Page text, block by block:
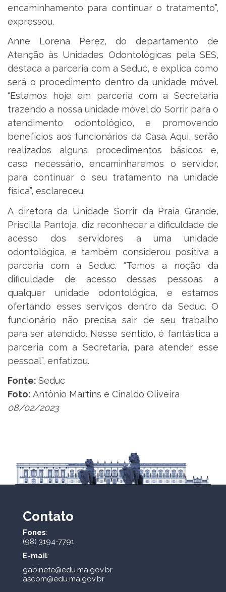
encaminhamento para continuar o tratamento”,
expressou.
Anne Lorena Perez, do departamento de
Atenção às Unidades Odontológicas pela SES,
destaca a parceria com a Seduc, e explica como
será o procedimento dentro da unidade móvel.
“Estamos hoje em parceria com a Secretaria
trazendo a nossa unidade móvel do Sorrir para o
atendimento odontológico, e promovendo
benefícios aos funcionários da Casa. Aqui, serão
realizados alguns procedimentos básicos e,
caso necessário, encaminharemos o servidor,
para continuar o seu tratamento na unidade
física”, esclareceu.
A diretora da Unidade Sorrir da Praia Grande,
Priscilla Pantoja, diz reconhecer a dificuldade de
acesso dos servidores a uma unidade
odontológica, e também considerou positiva a
parceria com a Seduc. “Temos a noção da
dificuldade de acesso dessas pessoas a
qualquer unidade odontológica, e estamos
ofertando esses serviços dentro da Seduc. O
funcionário não precisa sair de seu trabalho
para ser atendido. Nesse sentido, é fantástica a
parceria com a Secretaria, para atender esse
pessoal”, enfatizou.
Fonte: Seduc
Foto: Antônio Martins e Cinaldo Oliveira
08/02/2023
Contato
Fones:
(98) 3194-7791
E-mail:
gabinete@edu.ma.gov.br
ascom@edu.ma.gov.br